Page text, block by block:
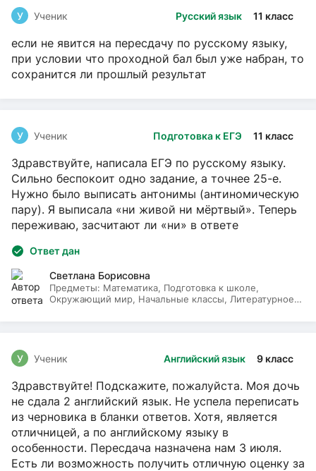
Русский язык 11 класс
У Ученик
если не явится на пересдачу по русскому языку,
при условии что проходной бал был уже набран, то
сохранится ли прошлый результат
Подготовка к ЕГЭ 11 класс
У Ученик
Здравствуйте, написала ЕГЭ по русскому языку.
Сильно беспокоит одно задание, а точнее 25-е.
Нужно было выписать антонимы (антиномическую
пару). Я выписала «ни живой ни мёртвый». Теперь
переживаю, засчитают ли «ни» в ответе
Ответ дан
Светлана Борисовна
Предметы: Математика, Подготовка к школе,
Окружающий мир, Начальные классы, Литературное
Английский язык 9 класс
У Ученик
Здравствуйте! Подскажите, пожалуйста. Моя дочь
не сдала 2 английский язык. Не успела переписать
из черновика в бланки ответов. Хотя, является
отличницей, а по английскому языку в
особенности. Пересдача назначена нам 3 июля.
Есть ли возможность получить отличную оценку за